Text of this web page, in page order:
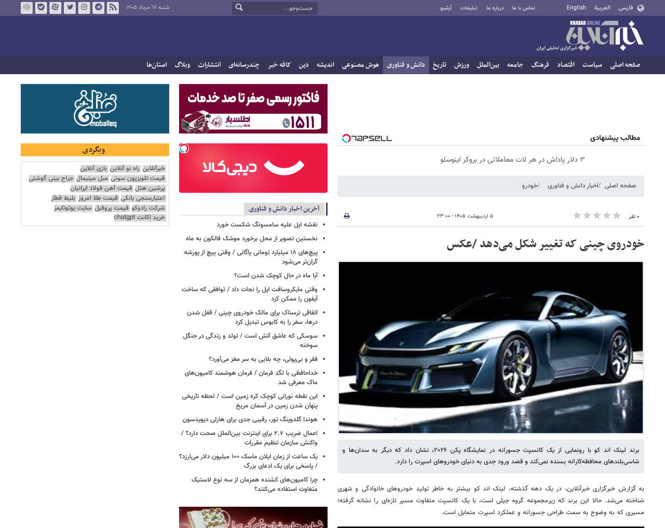
فارسی العربية English تماس با ما درباره ما تبلیغات آرشیو شنبه ۱۷ مرداد ۱۴۰۵
صفحه اصلی سیاست اقتصاد فرهنگ جامعه بین‌الملل ورزش تاریخ دانش و فناوری هوش مصنوعی اندیشه دین کافه خبر چندرسانه‌ای انتشارات وبلاگ استان‌ها
مطالب پیشنهادی
۳ دلار پاداش در هر لات معاملاتی در بروکر اینوسلو
صفحه اصلی اخبار دانش و فناوری خودرو
۰ نفر ۵ اردیبهشت ۱۴۰۵ - ۲۳:۰۰
خودروی چینی که تغییر شکل می‌دهد /عکس
برند لینک اند کو با رونمایی از یک کانسپت جسورانه در نمایشگاه پکن ۲۰۲۶، نشان داد که دیگر به سدان‌ها و
شاسی‌بلندهای محافظه‌کارانه بسنده نمی‌کند و قصد ورود جدی به دنیای خودروهای اسپرت را دارد.
به گزارش خبرگزاری خبرآنلاین، در یک دهه گذشته، لینک اند کو بیشتر به خاطر تولید خودروهای خانوادگی و شهری
شناخته می‌شد. حالا این برند که زیرمجموعه گروه جیلی است، با یک کانسپت متفاوت مسیر تازه‌ای را نشانه گرفته؛
مسیری که به وضوح به سمت طراحی جسورانه و عملکرد اسپرت متمایل است.
آخرین اخبار دانش و فناوری
نقشه اپل علیه سامسونگ شکست خورد
نخستین تصویر از محل برخورد موشک فالکون به ماه
پیچ‌های ۱۸ میلیارد تومانی پاگانی / وقتی پیچ از پورشه
گران‌تر می‌شود
آیا ماه در حال کوچک شدن است؟
وقتی مایکروسافت اپل را نجات داد / توافقی که ساخت
آیفون را ممکن کرد
اتفاقی ترسناک برای مالک خودروی چینی / قفل شدن
درها، سفر را به کابوس تبدیل کرد
سوسکی که عاشق آتش است / تولد و زندگی در جنگل
سوخته
فقر و بی‌پولی، چه بلایی به سر مغز می‌آورد؟
خداحافظی با لگد فرمان / فرمان هوشمند کامیون‌های
ماک معرفی شد
این نقطه نورانی کوچک کره زمین است / لحظه تاریخی
پنهان شدن زمین در آسمان مریخ
هوندا گلدوینگ تور، رقیبی جدی برای هارلی دیویدسون
اعمال ضریب ۲.۷ برای اینترنت بین‌الملل صحت دارد؟ /
واکنش سازمان تنظیم مقررات
یک ساعت از زمان ایلان ماسک ۱۰۰ میلیون دلار می‌ارزد؟
/ پاسخی برای یک ادعای بزرگ
چرا کامیون‌های کشنده همزمان از سه نوع لاستیک
متفاوت استفاده می‌کنند؟
وبگردی
خبرآنلاین راه نو آنلاین بازی آنلاین
قیمت تلویزیون سونی مبل مینیمال جراح بینی گوشتی
پرشین هتل قیمت آهن فولاد ایرانیان
اعتبارسنجی بانکی قیمت طلا امروز بلیط قطار
شرکت رادوکو قیمت پروفیل سایت یوتوتایمز
خرید اکانت chatgpt